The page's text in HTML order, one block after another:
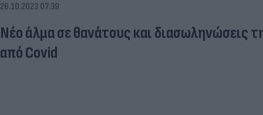
26.10.2023 07:39
Νέο άλμα σε θανάτους και διασωληνώσεις
από Covid